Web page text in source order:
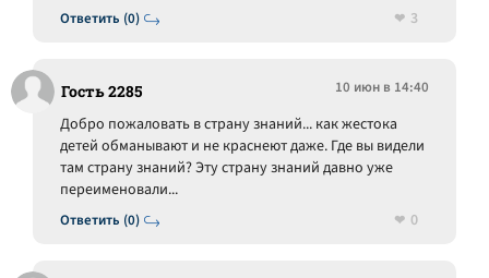
Ответить (0)
3
Гость 2285 10 июн в 14:40
Ответить (0)
Добро пожаловать в страну знаний... как жестока
детей обманывают и не краснеют даже. Где вы видели
там страну знаний? Эту страну знаний давно уже
переименовали...
0